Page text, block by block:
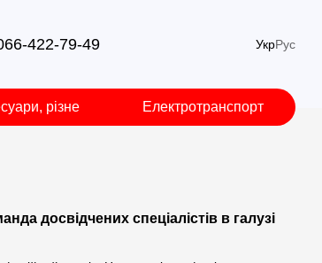
422-79-49 УкрРус
різне Електротранспорт
досвідчених спеціалістів в галузі